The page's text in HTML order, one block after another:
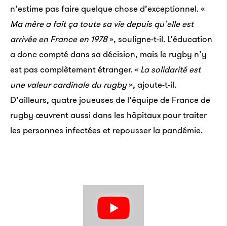
n’estime pas faire quelque chose d’exceptionnel. «
Ma mère a fait ça toute sa vie depuis qu’elle est
arrivée en France en 1978», souligne-t-il. L’éducation
a donc compté dans sa décision, mais le rugby n’y
est pas complètement étranger. « La solidarité est
une valeur cardinale du rugby», ajoute-t-il.
D’ailleurs, quatre joueuses de l’équipe de France de
rugby œuvrent aussi dans les hôpitaux pour traiter
les personnes infectées et repousser la pandémie.